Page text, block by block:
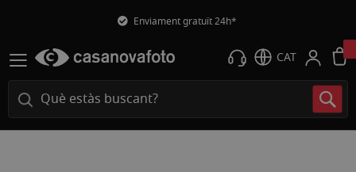
Enviament gratuït 24h*
CAT